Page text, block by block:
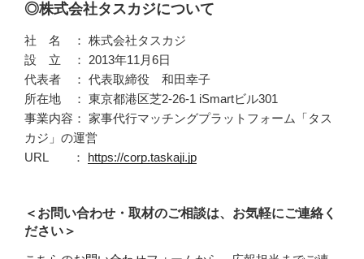
◎株式会社タスカジについて
社 名 ： 株式会社タスカジ
設 立 ： 2013年11月6日
代表者 ： 代表取締役 和田幸子
所在地 ： 東京都港区芝2-26-1 iSmartビル301
事業内容： 家事代行マッチングプラットフォーム「タス
カジ」の運営
URL ： https://corp.taskaji.jp
＜お問い合わせ・取材のご相談は、お気軽にご連絡く
ださい＞